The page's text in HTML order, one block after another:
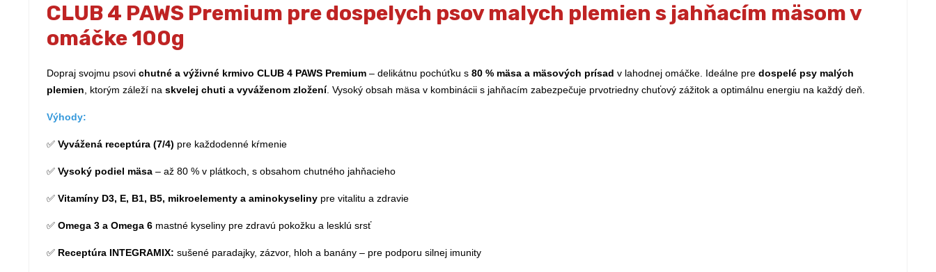
CLUB 4 PAWS Premium pre dospelych psov malych plemien s jahňacím mäsom v
omáčke 100g
Dopraj svojmu psovi chutné a výživné krmivo CLUB 4 PAWS Premium – delikátnu pochúťku s 80 % mäsa a mäsových prísad v lahodnej omáčke. Ideálne pre dospelé psy malých
plemien , ktorým záleží na skvelej chuti a vyváženom zložení. Vysoký obsah mäsa v kombinácii s jahňacím zabezpečuje prvotriedny chuťový zážitok a optimálnu energiu na každý deň.
Výhody:
✅ Vyvážená receptúra (7/4) pre každodenné kŕmenie
✅ Vysoký podiel mäsa – až 80 % v plátkoch, s obsahom chutného jahňacieho
✅ Vitamíny D3, E, B1, B5, mikroelementy a aminokyseliny pre vitalitu a zdravie
✅ Omega 3 a Omega 6 mastné kyseliny pre zdravú pokožku a lesklú srsť
✅ Receptúra INTEGRAMIX: sušené paradajky, zázvor, hloh a banány – pre podporu silnej imunity